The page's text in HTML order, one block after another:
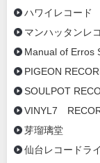
ハワイレコー
マンハッタンレ
Manual of Erros
PIGEON
SOULPOT
VINYL7
芽瑠璃堂
仙台レコードラ